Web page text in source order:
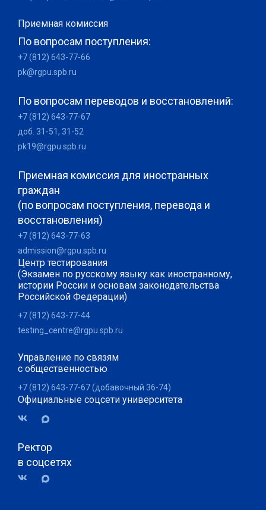
Приемная комиссия
По вопросам поступления:
+7 (812) 643-77-66
pk@rgpu.spb.ru
По вопросам переводов и восстановлений:
+7 (812) 643-77-67
доб. 31-51, 31-52
pk19@rgpu.spb.ru
Приемная комиссия для иностранных
граждан
(по вопросам поступления, перевода и
восстановления)
+7 (812) 643-77-63
admission@rgpu.spb.ru
Центр тестирования
(Экзамен по русскому языку как иностранному,
истории России и основам законодательства
Российской Федерации)
+7 (812) 643-77-44
testing_centre@rgpu.spb.ru
Управление по связям
с общественностью
+7 (812) 643-77-67 (добавочный 36-74)
Официальные соцсети университета
Ректор
в соцсетях